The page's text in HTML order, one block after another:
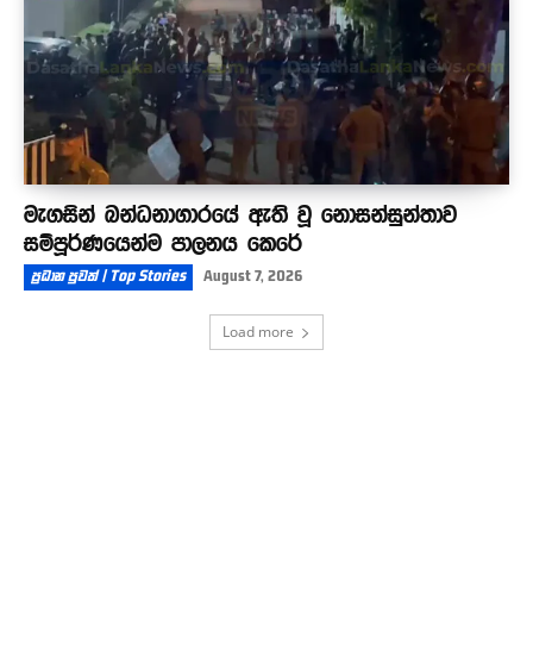
මැගසින් බන්ධනාගාරයේ ඇති වූ නොසන්සුන්තාව
සම්පූර්ණයෙන්ම පාලනය කෙරේ
ප්‍රධාන පුවත් | Top Stories August 7, 2026
Load more